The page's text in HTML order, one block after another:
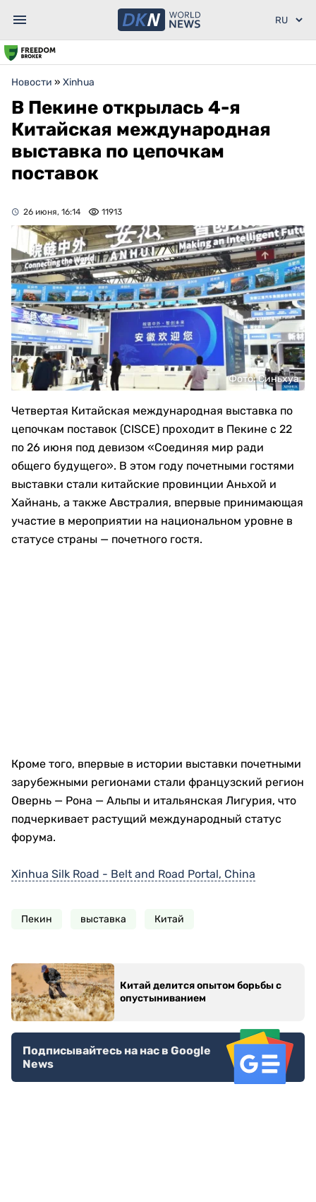
Новости » Xinhua
В Пекине открылась 4-я
Китайская международная
выставка по цепочкам
поставок
26 июня, 16:14 11913
Фото: Синьхуа
Четвертая Китайская международная выставка по
цепочкам поставок (CISCE) проходит в Пекине с 22
по 26 июня под девизом «Соединяя мир ради
общего будущего». В этом году почетными гостями
выставки стали китайские провинции Аньхой и
Хайнань, а также Австралия, впервые принимающая
участие в мероприятии на национальном уровне в
статусе страны — почетного гостя.
Кроме того, впервые в истории выставки почетными
зарубежными регионами стали французский регион
Овернь — Рона — Альпы и итальянская Лигурия, что
подчеркивает растущий международный статус
форума.
Xinhua Silk Road - Belt and Road Portal, China
Пекин выставка Китай
Китай делится опытом борьбы с
опустыниванием
Подписывайтесь на нас в Google
News